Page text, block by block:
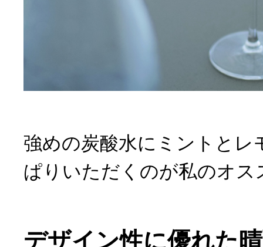
強めの炭酸水にミントとレ
ぱりいただくのが私のオス
デザイン性に優れた